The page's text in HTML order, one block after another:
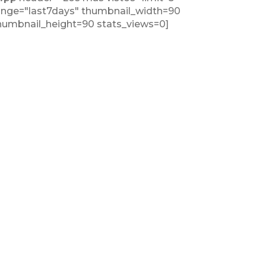
thumbnail_width=90
stats_views=0]